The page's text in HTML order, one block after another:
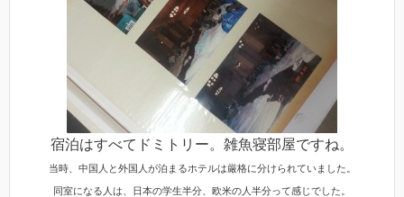
宿泊はすべてドミトリー。雑魚寝部屋ですね。
当時、中国人と外国人が泊まるホテルは厳格に分けられていました。
同室になる人は、日本の学生半分、欧米の人半分って感じでした。